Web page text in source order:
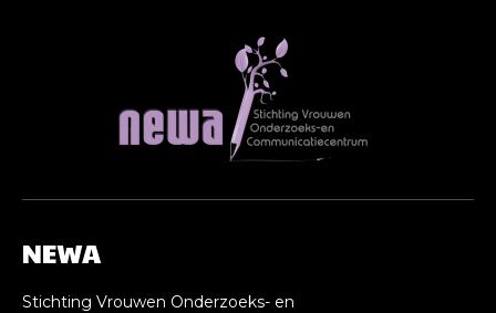
NEWA
Stichting Vrouwen Onderzoeks- en